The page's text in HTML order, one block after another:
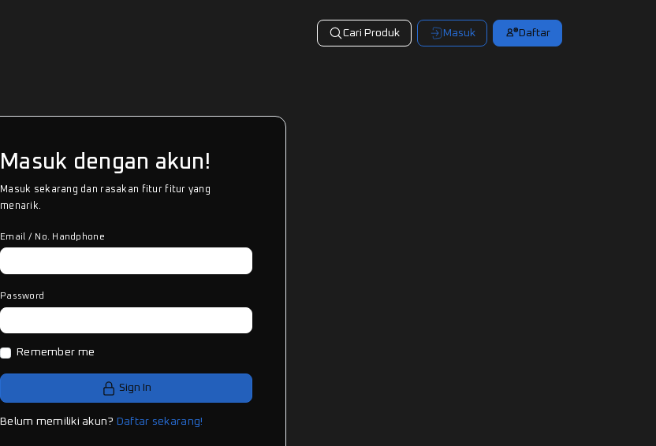
Cari Produk Masuk Daftar
Masuk dengan akun!
Masuk sekarang dan rasakan fitur fitur yang
menarik.
Email / No. Handphone
Password
Remember me
Sign In
Belum memiliki akun? Daftar sekarang!